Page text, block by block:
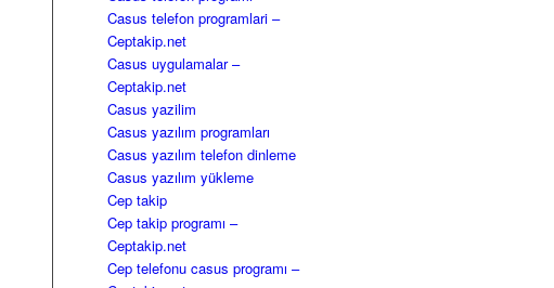
Casus telefon programlari –
Ceptakip.net
Casus uygulamalar –
Ceptakip.net
Casus yazilim
Casus yazılım programları
Casus yazılım telefon dinleme
Casus yazılım yükleme
Cep takip
Cep takip programı –
Ceptakip.net
Cep telefonu casus programı –